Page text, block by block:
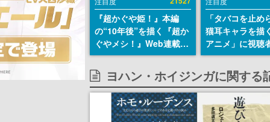
『超かぐや姫！』本編
の“10年後”を描く『超か
ぐやメシ！』Web連載決
定。新たなWebマンガレ
ーベル「ビビビコミッ
ク」にて特別話が掲載ス
タート、あのお話には…
まだ続きがある！
「タバコを止め
猫耳キャラを描
アニメ」に視聴
から批判意見。
の使用と思しき
めて、BPOが議
す
ヨハン・ホイジンガに関する